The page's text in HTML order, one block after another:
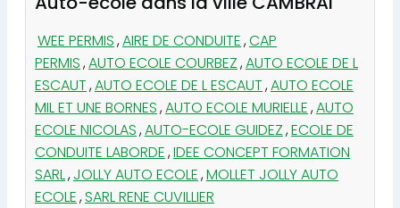
WEE PERMIS,AIRE DE CONDUITE,CAP
PERMIS,AUTO ECOLE COURBEZ,AUTO ECOLE DE L
ESCAUT,AUTO ECOLE DE L ESCAUT,AUTO ECOLE
MIL ET UNE BORNES,AUTO ECOLE MURIELLE,AUTO
ECOLE NICOLAS,AUTO-ECOLE GUIDEZ,ECOLE DE
CONDUITE LABORDE,IDEE CONCEPT FORMATION
SARL,JOLLY AUTO ECOLE,MOLLET JOLLY AUTO
ECOLE,SARL RENE CUVILLIER